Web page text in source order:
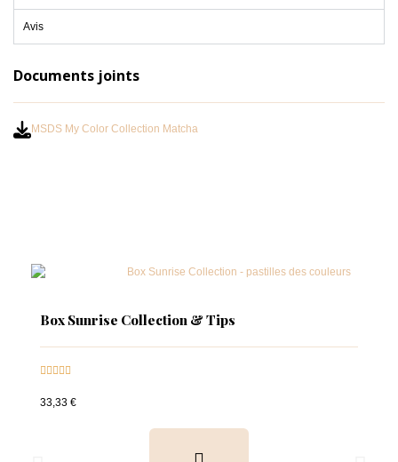
Avis
Documents joints
MSDS My Color Collection Matcha
Box Sunrise Collection & Tips

33,33 €